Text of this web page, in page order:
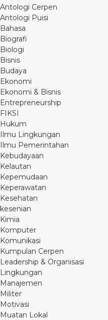
Antologi Cerpen
Antologi Puisi
Bahasa
Biografi
Biologi
Bisnis
Budaya
Ekonomi
Ekonomi & Bisnis
Entrepreneurship
FIKSI
Hukum
Ilmu Lingkungan
Ilmu Pemerintahan
Kebudayaan
Kelautan
Kepemudaan
Keperawatan
Kesehatan
kesenian
Kimia
Komputer
Komunikasi
Kumpulan Cerpen
Leadership & Organisasi
Lingkungan
Manajemen
Militer
Motivasi
Muatan Lokal